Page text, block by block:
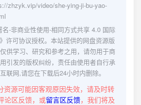
zhzyk.vip/video/she-ying-ji-bu-yao-
名-非商业性使用-相同方式共享 4.0 国际
》许可协议授权。本站提供的网盘资源版
供学习、研究和参考之用，请勿用于商
引发的版权纠纷，责任由使用者自行承
联网,请您在下载后24小时内删除。
资源可能因客观原因失效，请及时转
论区反馈，或留言区反馈，我们将及